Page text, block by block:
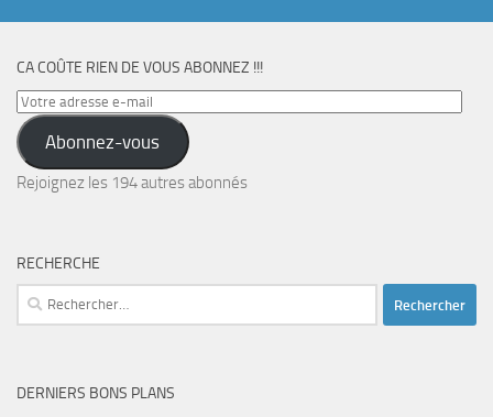
CA COÛTE RIEN DE VOUS ABONNEZ !!!
Votre
adresse
e-
mail
Abonnez-vous
Rejoignez les 194 autres abonnés
RECHERCHE
Rechercher :
DERNIERS BONS PLANS